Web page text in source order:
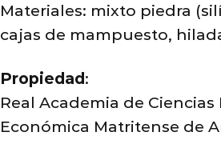
Materiales: mixto piedra
cajas de mampuesto,
Propiedad:
Real Academia de
Económica Matritense de